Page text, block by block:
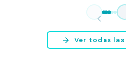
* Servicio disponible exclusivamente
Bogotá y
chevron_left
arrow_forward Ver todas